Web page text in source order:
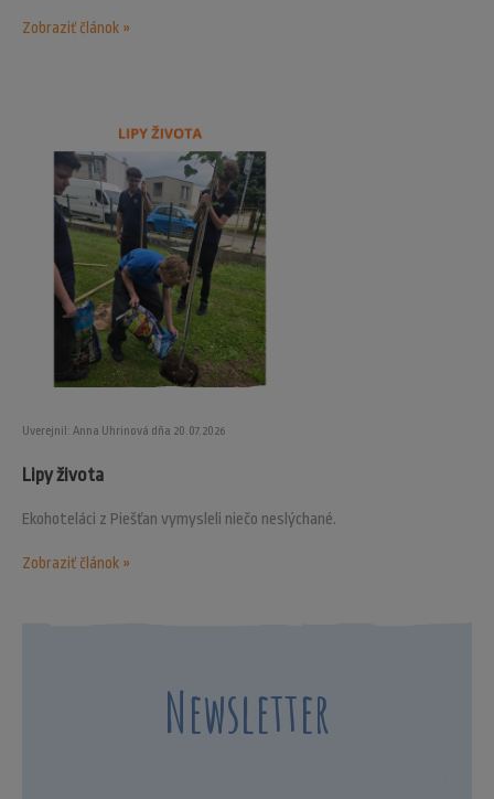
Zobraziť článok »
Uverejnil: Anna Uhrinová dňa 20.07.2026
Lipy života
Ekohoteláci z Piešťan vymysleli niečo neslýchané.
Zobraziť článok »
Newsletter